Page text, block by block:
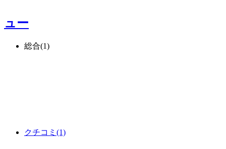
ュー
総合(1)
クチコミ (1)